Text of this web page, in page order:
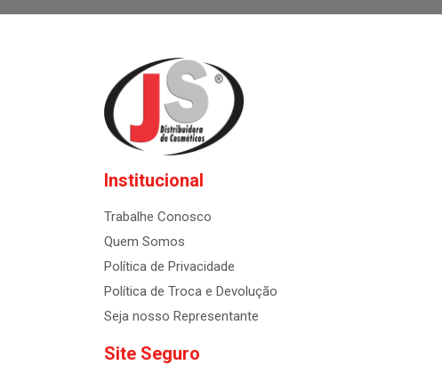
Institucional
Trabalhe Conosco
Quem Somos
Política de Privacidade
Política de Troca e Devolução
Seja nosso Representante
Site Seguro